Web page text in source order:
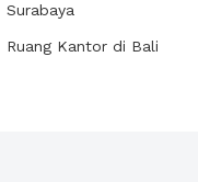
Surabaya
Ruang Kantor di Bali